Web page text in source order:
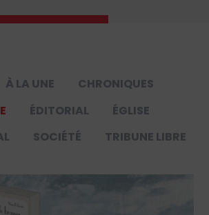
À LA UNE
CHRONIQUES
ÉDITORIAL
ÉGLISE
SOCIÉTÉ TRIBUNE LIBRE